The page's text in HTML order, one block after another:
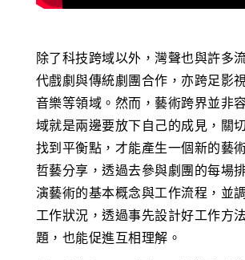
除了科技跨域以外，灣聲也與許多
代戲劇與傳統劇團合作，亦跨足影
音樂等領域。然而，藝術跨界並非
域就是兩邊要放下自己的成見，關
找到平衡點，才能產生一個新的藝
哲藝分享，透過去參與劇團的每場
演藝術的基本概念與工作流程，並
工作狀況，透過事先設計好工作方
題，也能促進互相理解。